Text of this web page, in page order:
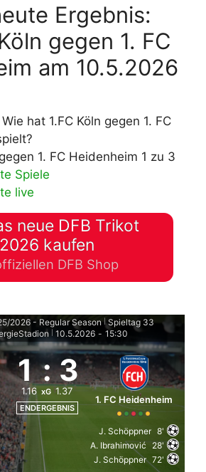
Ergebnis:
gegen 1. FC
am 10.5.2026
hat 1.FC Köln gegen 1. FC
1. FC Heidenheim 1 zu 3
Spiele
live
neue DFB Trikot
2026 kaufen
DFB Shop
2026 - Regular Season
Spieltag 33
10.5.2026 - 15:30
1 : 3
1.16 xG 1.37
ENDERGEBNIS
1. FC Heidenheim
J. Schöppner 8'
A. Ibrahimović
28'
J. Schöppner 72'